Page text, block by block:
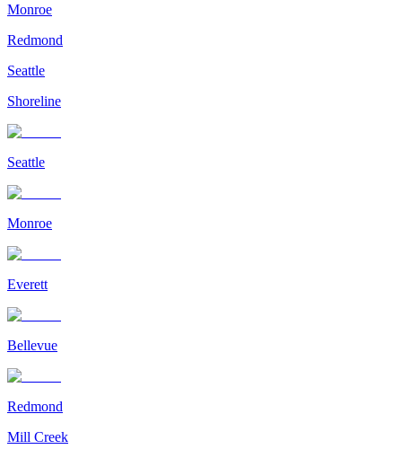
Monroe
Redmond
Seattle
Shoreline
Seattle
Monroe
Everett
Bellevue
Redmond
Mill Creek